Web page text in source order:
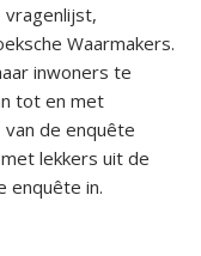
Waarmakers.
inwoners te
tot en met
de enquête
lekkers uit de
enquête in.